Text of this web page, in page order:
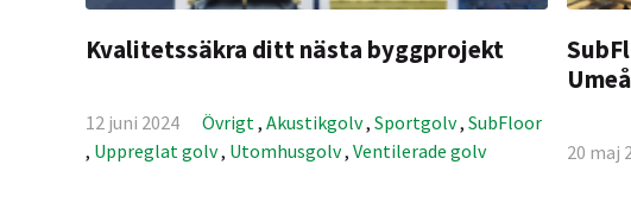
Kvalitetssäkra ditt nästa byggprojekt
12 juni 2024 Övrigt , Akustikgolv, Sportgolv, SubFloor
, Uppreglat golv, Utomhusgolv, Ventilerade golv
Umeå
20 maj